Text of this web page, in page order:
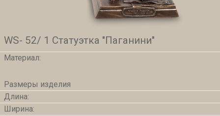
WS- 52/ 1 Статуэтка "Паганини"
Материал:
Размеры изделия
Длина:
Ширина: